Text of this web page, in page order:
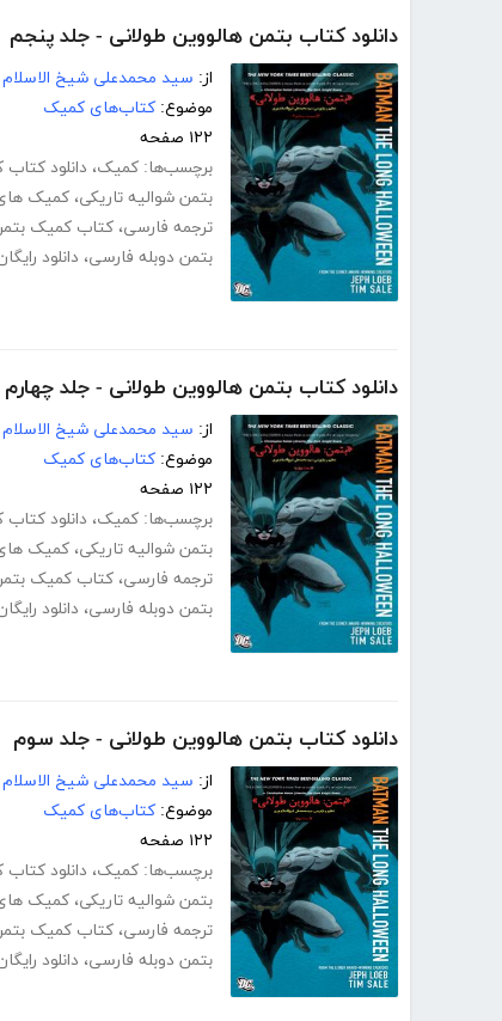
دانلود کتاب بتمن هالووین طولانی - جلد پنجم
از: سید محمدعلی شیخ الاسلام
موضوع: کتاب‌های کمیک
۱۲۲ صفحه
برچسب‌ها: کمیک، دانلود
بتمن شوالیه تاریکی، کمیک
ترجمه فارسی، کتاب کمیک
بتمن دوبله فارسی، دانلود
دانلود کتاب بتمن هالووین طولانی - جلد چهارم
از: سید محمدعلی شیخ الاسلام
موضوع: کتاب‌های کمیک
۱۲۲ صفحه
برچسب‌ها: کمیک، دانلود
بتمن شوالیه تاریکی، کمیک
ترجمه فارسی، کتاب کمیک
بتمن دوبله فارسی، دانلود
دانلود کتاب بتمن هالووین طولانی - جلد سوم
از: سید محمدعلی شیخ الاسلام
موضوع: کتاب‌های کمیک
۱۲۲ صفحه
برچسب‌ها: کمیک، دانلود
بتمن شوالیه تاریکی، کمیک
ترجمه فارسی، کتاب کمیک
بتمن دوبله فارسی، دانلود